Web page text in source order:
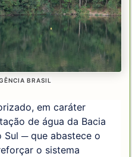
BRASIL
em caráter
de água da Bacia
─ que abastece o
o sistema